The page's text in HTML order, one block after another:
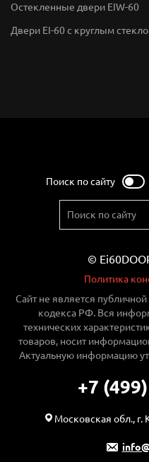
Остекленные двери EIW-60
Двери EI-60 с круглым
Поиск по сайту
©
Политика
Сайт не является
кодекса РФ. Вся
технических
товаров, носит
Актуальную информацию
+7
Московская обл., г.